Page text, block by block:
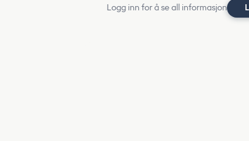
Logg inn for å se all informasjon